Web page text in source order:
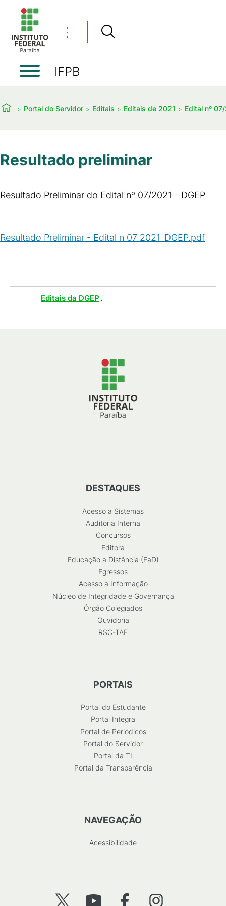
⋮
IFPB
Portal do Servidor Editais Editais de 2021 Edital nº
Resultado preliminar
Resultado Preliminar do Edital nº 07/2021 - DGEP
Resultado Preliminar - Edital n 07_2021_DGEP.pdf
Editais da DGEP .
DESTAQUES
Acesso a Sistemas
Auditoria Interna
Concursos
Editora
Educação a Distância (EaD)
Egressos
Acesso à Informação
Núcleo de Integridade e Governança
Órgão Colegiados
Ouvidoria
RSC-TAE
PORTAIS
Portal do Estudante
Portal Integra
Portal de Periódicos
Portal do Servidor
Portal da TI
Portal da Transparência
NAVEGAÇÃO
Acessibilidade